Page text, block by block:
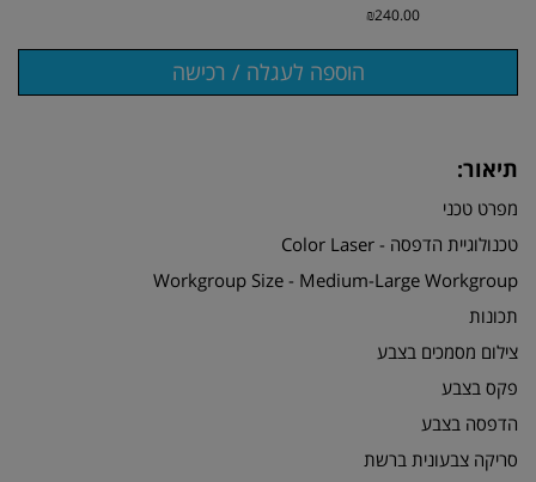
₪240.00
תיאור:
מפרט טכני
טכנולוגיית הדפסה - Color Laser
Workgroup Size - Medium-Large Workgroup
תכונות
צילום מסמכים בצבע
פקס בצבע
הדפסה בצבע
סריקה צבעונית ברשת